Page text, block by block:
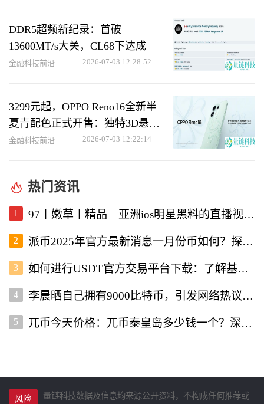
DDR5超频新纪录：首破
13600MT/s大关，CL68下达成
金融科技前沿 2026-07-03 12:28:52
3299元起，OPPO Reno16全新半
夏青配色正式开售：独特3D悬浮
侥幸草设计
金融科技前沿 2026-07-03 12:22:14
热门资讯
1 97丨嫩草丨精品｜亚洲ios明星黑料的直播视频软件深度解析
2 派币2025年官方最新消息一月份币如何？探讨未来发展与行情走势
3 如何进行USDT官方交易平台下载：了解基本流程与注意事项
4 李晨晒自己拥有9000比特币，引发网络热议与投资者关注
5 兀币今天价格：兀币泰皇岛多少钱一个？深入分析市场现状与未来走向
风险
量链科技数据及信息均来源公开资料，不构成任何推荐或